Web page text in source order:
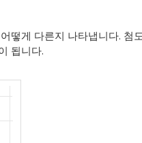
떻게 다른지 나타냅니다. 첨
됩니다.